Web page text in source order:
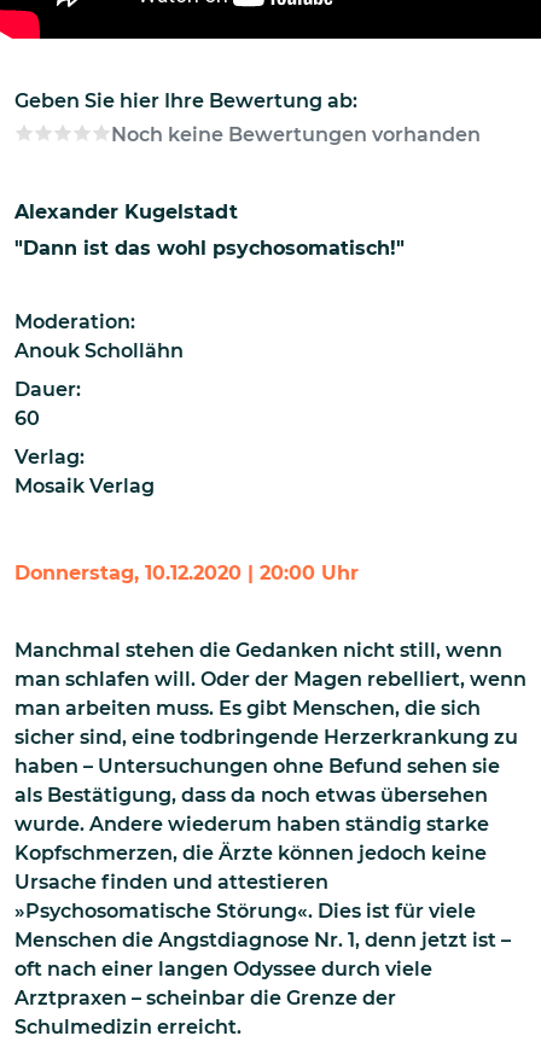
Geben Sie hier Ihre Bewertung ab:
Noch keine Bewertungen vorhanden
Alexander Kugelstadt
"Dann ist das wohl psychosomatisch!"
Moderation:
Anouk Schollähn
Dauer:
60
Verlag:
Mosaik Verlag
Donnerstag, 10.12.2020 | 20:00 Uhr
Manchmal stehen die Gedanken nicht still, wenn
man schlafen will. Oder der Magen rebelliert, wenn
man arbeiten muss. Es gibt Menschen, die sich
sicher sind, eine todbringende Herzerkrankung zu
haben – Untersuchungen ohne Befund sehen sie
als Bestätigung, dass da noch etwas übersehen
wurde. Andere wiederum haben ständig starke
Kopfschmerzen, die Ärzte können jedoch keine
Ursache finden und attestieren
»Psychosomatische Störung«. Dies ist für viele
Menschen die Angstdiagnose Nr. 1, denn jetzt ist –
oft nach einer langen Odyssee durch viele
Arztpraxen – scheinbar die Grenze der
Schulmedizin erreicht.